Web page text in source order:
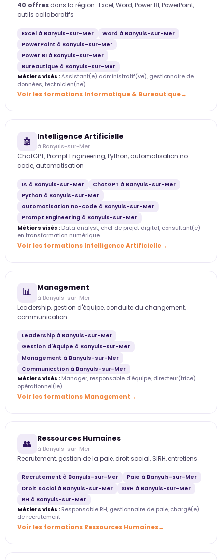
40 offres dans la région · Excel, Word, Power BI, PowerPoint,
outils collaboratifs
Excel à Banyuls-sur-Mer
Word à Banyuls-sur-Mer
PowerPoint à Banyuls-sur-Mer
Power BI à Banyuls-sur-Mer
Bureautique à Banyuls-sur-Mer
Métiers visés :Assistant(e) administratif(ve), gestionnaire de
données, technicien(ne)
Voir les formations Informatique & Bureautique
🤖 Intelligence Artificielle
à Banyuls-sur-Mer
ChatGPT, Prompt Engineering, Python, automatisation no-
code, automatisation
IA à Banyuls-sur-Mer
ChatGPT à Banyuls-sur-Mer
Python à Banyuls-sur-Mer
automatisation no-code à Banyuls-sur-Mer
Prompt Engineering à Banyuls-sur-Mer
Métiers visés : Data analyst, chef de projet digital, consultant(e)
en transformation numérique
Voir les formations Intelligence Artificielle
📊 Management
à Banyuls-sur-Mer
Leadership, gestion d'équipe, conduite du changement,
communication
Leadership à Banyuls-sur-Mer
Gestion d'équipe à Banyuls-sur-Mer
Management à Banyuls-sur-Mer
Communication à Banyuls-sur-Mer
Métiers visés : Manager, responsable d'équipe, directeur(trice)
opérationnel(le)
Voir les formations Management
👥 Ressources Humaines
à Banyuls-sur-Mer
Recrutement, gestion de la paie, droit social, SIRH, entretiens
Recrutement à Banyuls-sur-Mer
Paie à Banyuls-sur-Mer
Droit social à Banyuls-sur-Mer
SIRH à Banyuls-sur-Mer
RH à Banyuls-sur-Mer
Métiers visés : Responsable RH, gestionnaire de paie, chargé(e)
de recrutement
Voir les formations Ressources Humaines